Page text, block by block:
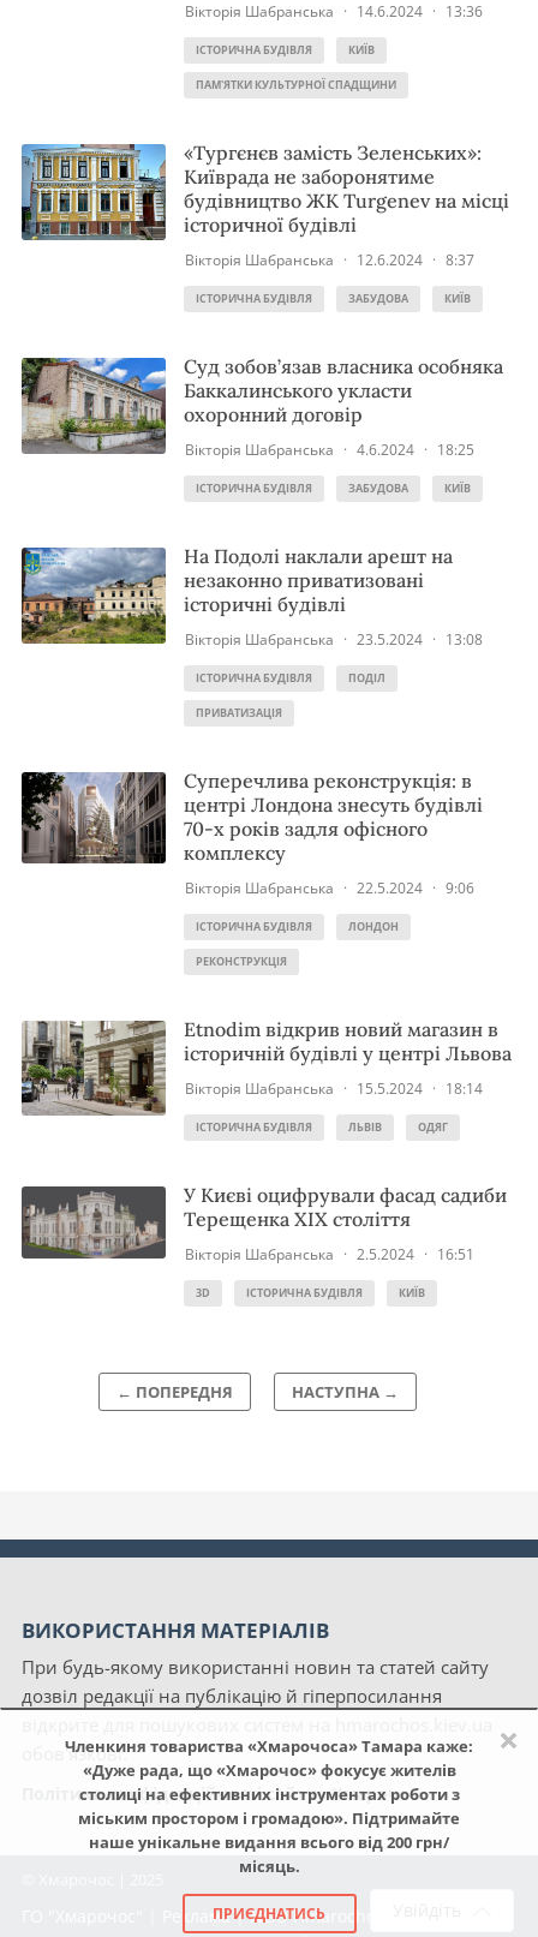
×
Членкиня товариства «Хмарочоса» Тамара каже:
«Дуже рада, що «Хмарочос» фокусує жителів
столиці на ефективних інструментах роботи з
міським простором і громадою». Підтримайте
наше унікальне видання всього від 200 грн/
місяць.
ПРИЄДНАТИСЬ
Вікторія Шабранська · 14.6.2024 · 13:36
ІСТОРИЧНА БУДІВЛЯ КИЇВ
ПАМ'ЯТКИ КУЛЬТУРНОЇ СПАДЩИНИ
«Тургєнєв замість Зеленських»:
Київрада не заборонятиме
будівництво ЖК Turgenev на місці
історичної будівлі
Вікторія Шабранська · 12.6.2024 · 8:37
ІСТОРИЧНА БУДІВЛЯ ЗАБУДОВА КИЇВ
Суд зобов’язав власника особняка
Баккалинського укласти
охоронний договір
Вікторія Шабранська · 4.6.2024 · 18:25
ІСТОРИЧНА БУДІВЛЯ ЗАБУДОВА КИЇВ
На Подолі наклали арешт на
незаконно приватизовані
історичні будівлі
Вікторія Шабранська · 23.5.2024 · 13:08
ІСТОРИЧНА БУДІВЛЯ ПОДІЛ
ПРИВАТИЗАЦІЯ
Суперечлива реконструкція: в
центрі Лондона знесуть будівлі
70-х років задля офісного
комплексу
Вікторія Шабранська · 22.5.2024 · 9:06
ІСТОРИЧНА БУДІВЛЯ ЛОНДОН
РЕКОНСТРУКЦІЯ
Etnodim відкрив новий магазин в
історичній будівлі у центрі Львова
Вікторія Шабранська · 15.5.2024 · 18:14
ІСТОРИЧНА БУДІВЛЯ ЛЬВІВ ОДЯГ
У Києві оцифрували фасад садиби
Терещенка ХІХ століття
Вікторія Шабранська · 2.5.2024 · 16:51
3D ІСТОРИЧНА БУДІВЛЯ КИЇВ
← ПОПЕРЕДНЯ НАСТУПНА →
ВИКОРИСТАННЯ МАТЕРІАЛІВ
При будь-якому використанні новин та статей сайту
дозвіл редакції на публікацію й гіперпосилання
обов'язкові.
Політика конфіденційності сайту «Хмарочос»
Реклама|NGO Hmarochos